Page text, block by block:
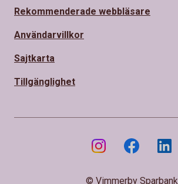
Rekommenderade webbläsare
Användarvillkor
Sajtkarta
Tillgänglighet
© Vimmerby Sparbank